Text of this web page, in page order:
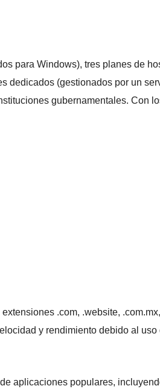
para Windows), tres planes de
dedicados (gestionados por un
gubernamentales. Con
.com, .website,
y rendimiento debido al uso
aplicaciones populares,